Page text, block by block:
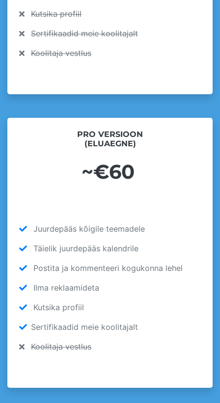
Kutsika profiil
Sertifikaadid meie koolitajalt
Koolitaja vestlus
PRO VERSIOON
(ELUAEGNE)
~€60
Juurdepääs kõigile teemadele
Täielik juurdepääs kalendrile
Postita ja kommenteeri kogukonna lehel
Ilma reklaamideta
Kutsika profiil
Sertifikaadid meie koolitajalt
Koolitaja vestlus